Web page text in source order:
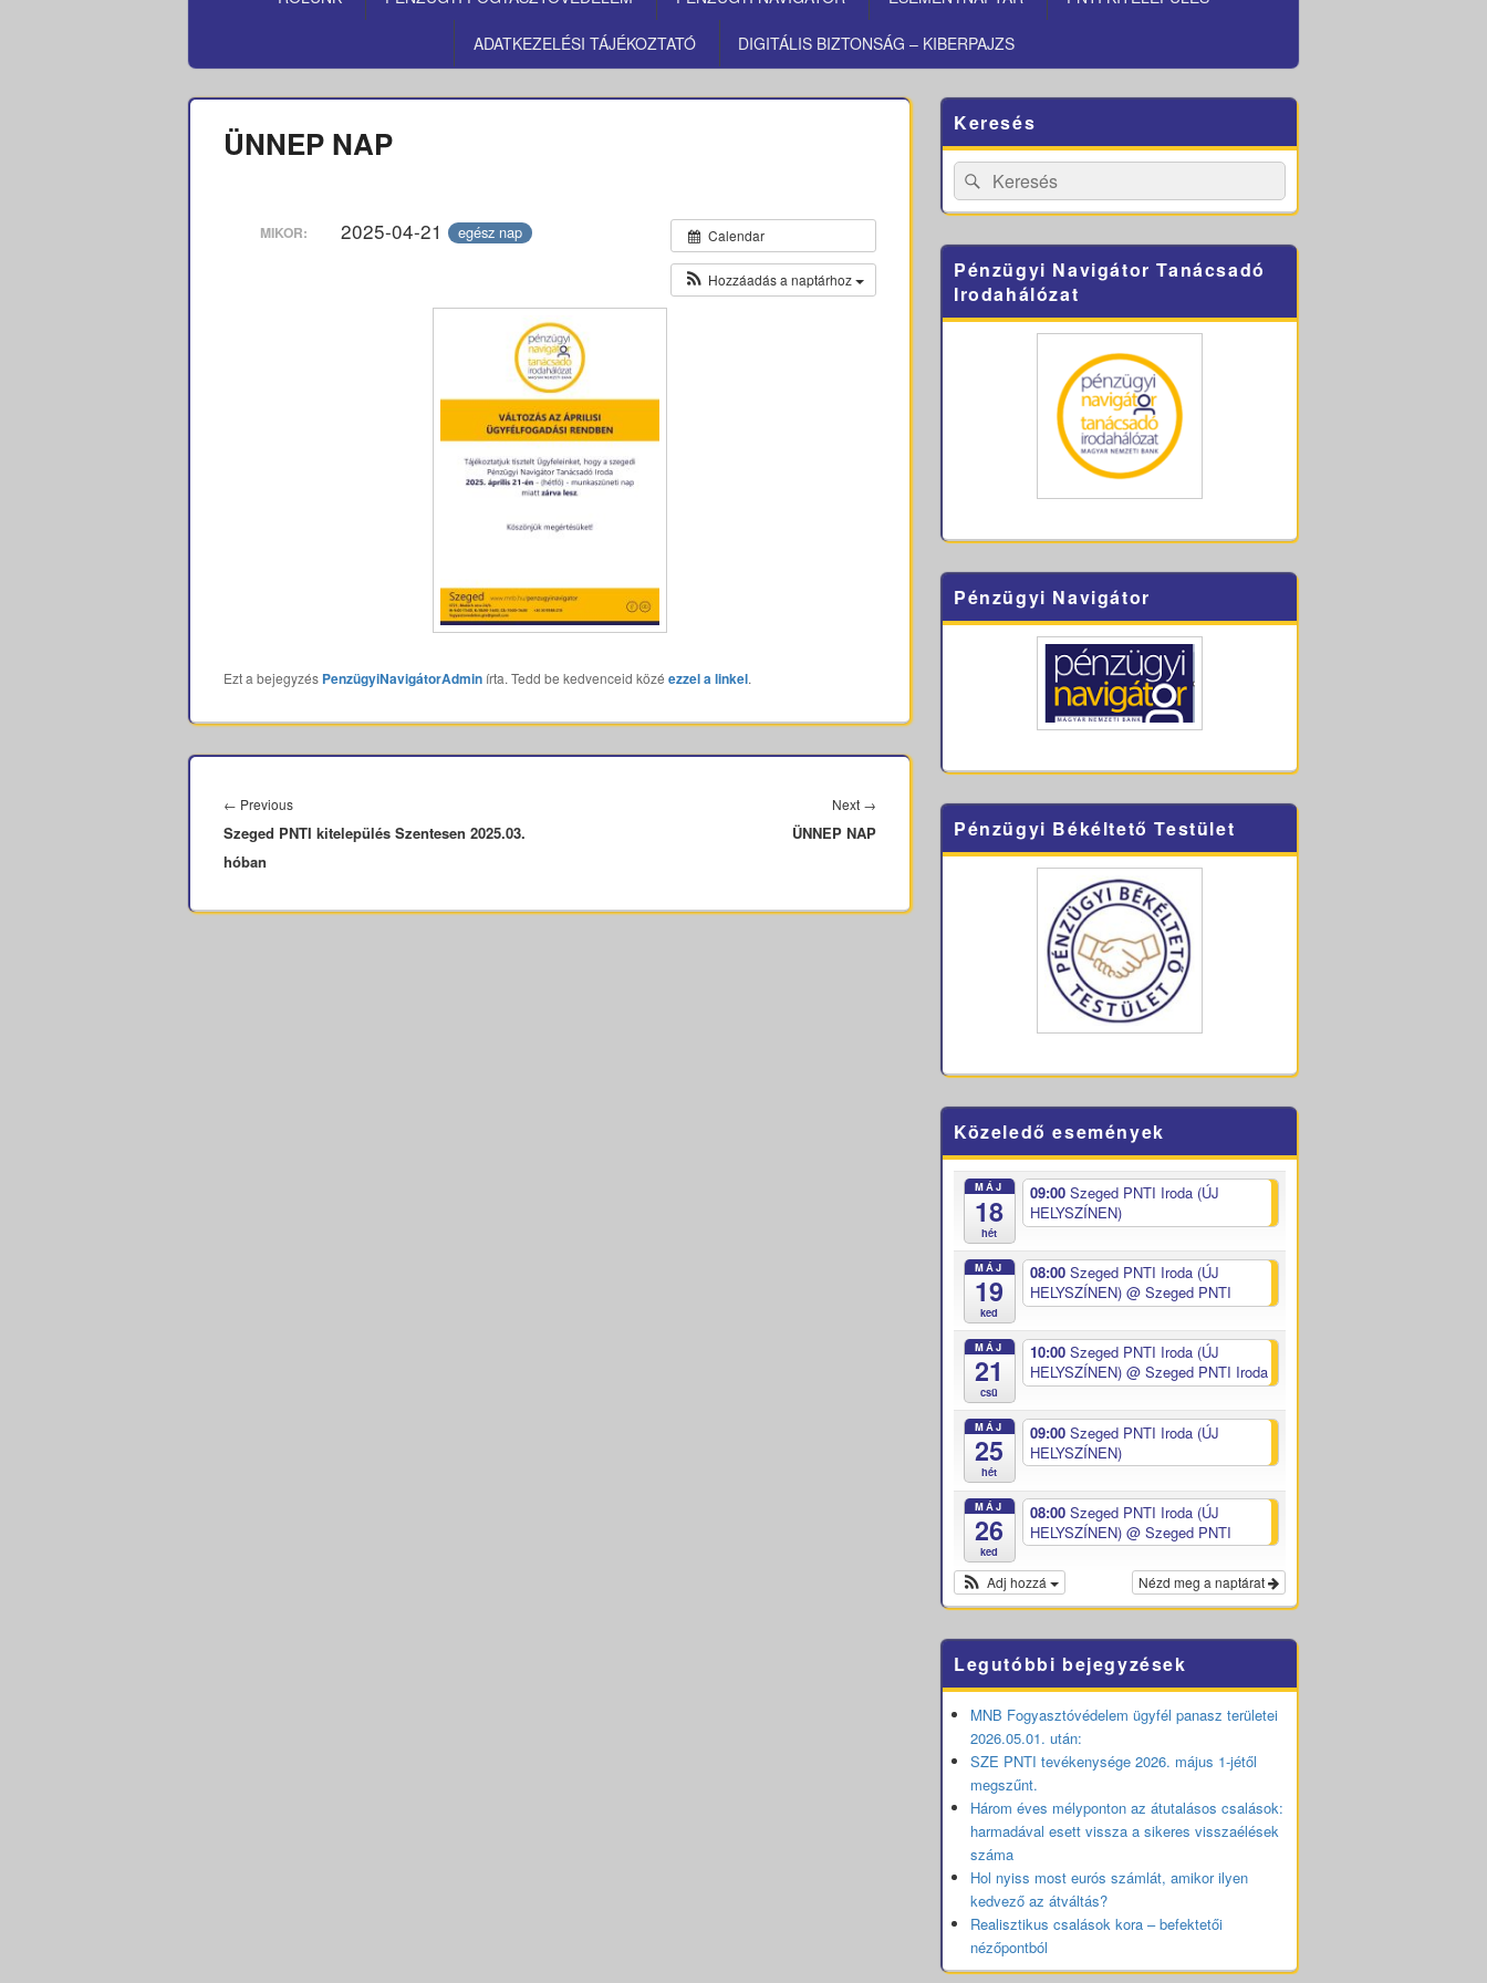
ADATKEZELÉSI TÁJÉKOZTATÓ DIGITÁLIS BIZTONSÁG – KIBERPAJZS
ÜNNEP NAP
Calendar
Hozzáadás a naptárhoz
MIKOR: 2025-04-21 egész nap
Ezt a bejegyzés PenzügyiNavigátorAdmin írta. Tedd be kedvenceid közé ezzel a linkel.
navigáció
← PreviousPrevious
post:
Szeged PNTI kitelepülés Szentesen 2025.03.
hóban
Next →
post:
ÜNNEP NAP
Sidebar
Widget
Area
Keresés
Search
for:
Search
Pénzügyi Navigátor Tanácsadó
Irodahálózat
Pénzügyi Navigátor
Pénzügyi Békéltető Testület
Közeledő események
MÁJ
18
hét
09:00 Szeged PNTI Iroda (ÚJ
HELYSZÍNEN)
MÁJ
19
ked
08:00 Szeged PNTI Iroda (ÚJ
HELYSZÍNEN) @ Szeged PNTI
MÁJ
21
csü
10:00 Szeged PNTI Iroda (ÚJ
HELYSZÍNEN) @ Szeged PNTI Iroda
MÁJ
25
hét
09:00 Szeged PNTI Iroda (ÚJ
HELYSZÍNEN)
MÁJ
26
ked
08:00 Szeged PNTI Iroda (ÚJ
HELYSZÍNEN) @ Szeged PNTI
Nézd meg a naptárat
Adj hozzá
Legutóbbi bejegyzések
MNB Fogyasztóvédelem ügyfél panasz területei
2026.05.01. után:
SZE PNTI tevékenysége 2026. május 1-jétől
megszűnt.
Három éves mélyponton az átutalásos csalások:
harmadával esett vissza a sikeres visszaélések
száma
Hol nyiss most eurós számlát, amikor ilyen
kedvező az átváltás?
Realisztikus csalások kora – befektetői
nézőpontból